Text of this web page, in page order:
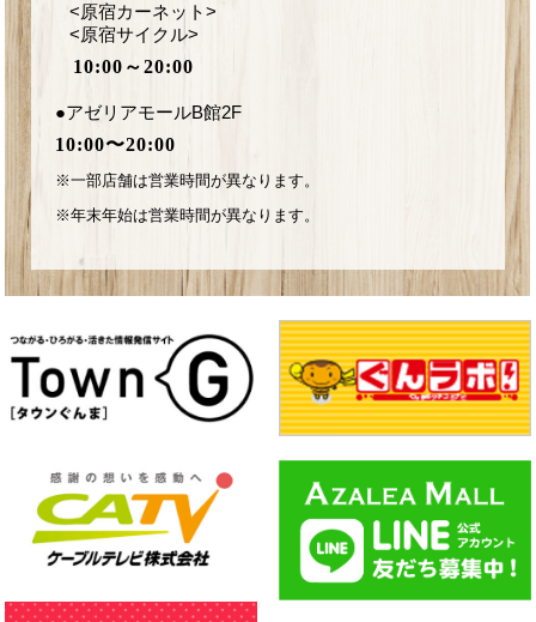
<原宿カーネット>
<原宿サイクル>
10:00～20:00
●アゼリアモールB館2F
10:00〜20:00
※一部店舗は営業時間が異なります。
※年末年始は営業時間が異なります。